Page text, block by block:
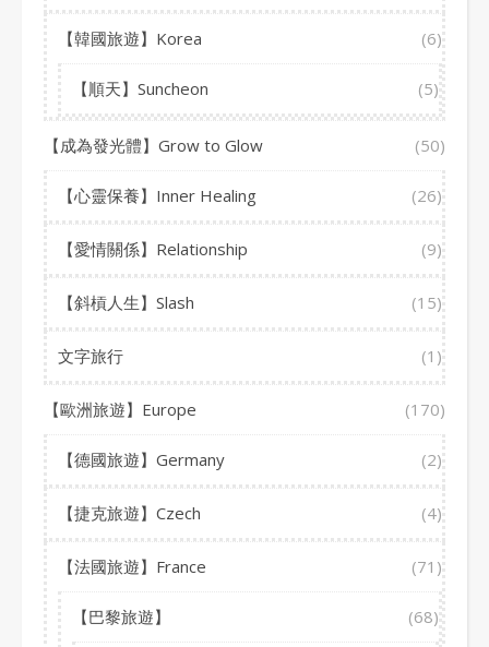
【韓國旅遊】Korea (6)
【順天】Suncheon (5)
【成為發光體】Grow to Glow (50)
【心靈保養】Inner Healing (26)
【愛情關係】Relationship (9)
【斜槓人生】Slash (15)
文字旅行 (1)
【歐洲旅遊】Europe (170)
【德國旅遊】Germany (2)
【捷克旅遊】Czech (4)
【法國旅遊】France (71)
【巴黎旅遊】 (68)